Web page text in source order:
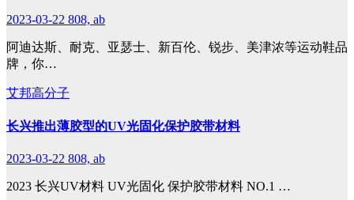
2023-03-22 808, ab
阿迪达斯、耐克、亚瑟士、新百伦、锐步、美津浓等运动鞋品
牌，你…
艾邦高分子
长兴推出薄胶型的UV光固化保护胶带材料
2023-03-22 808, ab
2023 长兴UV材料 UV光固化 保护胶带材料 NO.1 …